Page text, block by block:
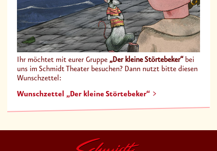
Ihr möchtet mit eurer Gruppe „Der kleine Störtebeker“ bei
uns im Schmidt Theater besuchen? Dann nutzt bitte diesen
Wunschzettel:
Wunschzettel „Der kleine Störtebeker“